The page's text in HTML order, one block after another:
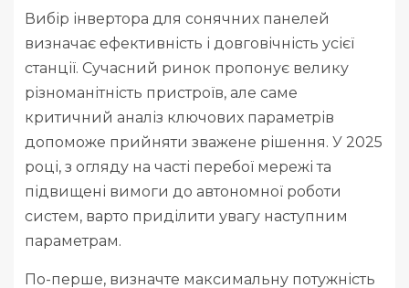
Вибір інвертора для сонячних панелей
визначає ефективність і довговічність усієї
станції. Сучасний ринок пропонує велику
різноманітність пристроїв, але саме
критичний аналіз ключових параметрів
допоможе прийняти зважене рішення. У 2025
році, з огляду на часті перебої мережі та
підвищені вимоги до автономної роботи
систем, варто приділити увагу наступним
параметрам.
По-перше, визначте максимальну потужність